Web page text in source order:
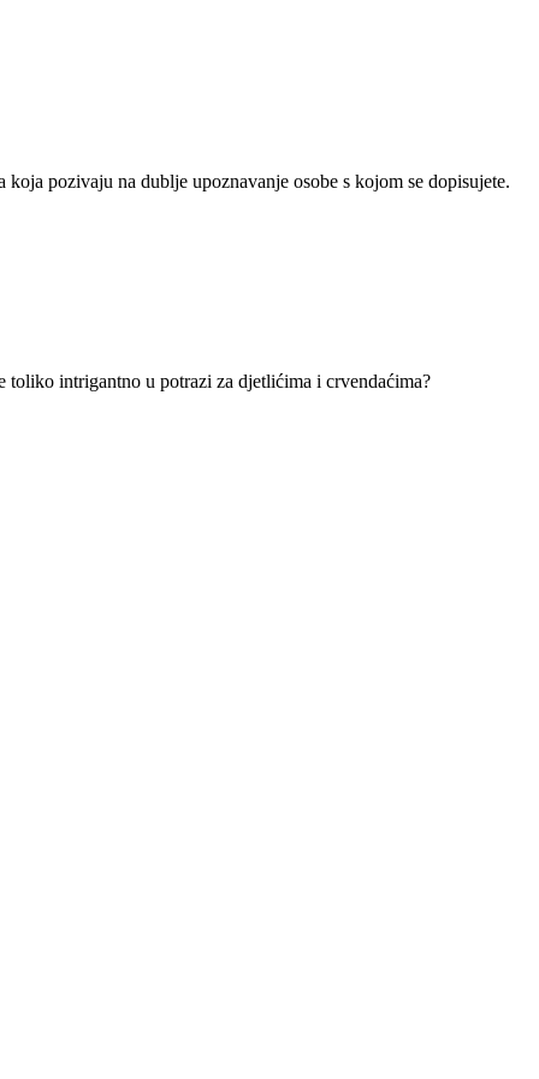
pozivaju na dublje upoznavanje osobe s kojom se dopisujete.
intrigantno u potrazi za djetlićima i crvendaćima?